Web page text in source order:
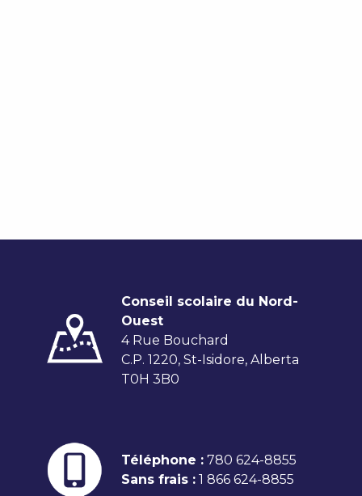
Conseil scolaire du Nord-
Ouest
4 Rue Bouchard
C.P. 1220, St-Isidore, Alberta
T0H 3B0
Téléphone : 780 624-8855
Sans frais : 1 866 624-8855